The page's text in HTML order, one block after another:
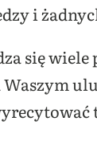
i
się